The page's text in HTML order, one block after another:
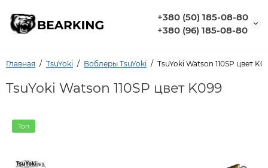
+380 (50) 185-08-80
+380 (96) 185-08-80
Главная TsuYoki Воблеры TsuYoki TsuYoki Watson 110SP цвет
TsuYoki Watson 110SP цвет K099
Топ